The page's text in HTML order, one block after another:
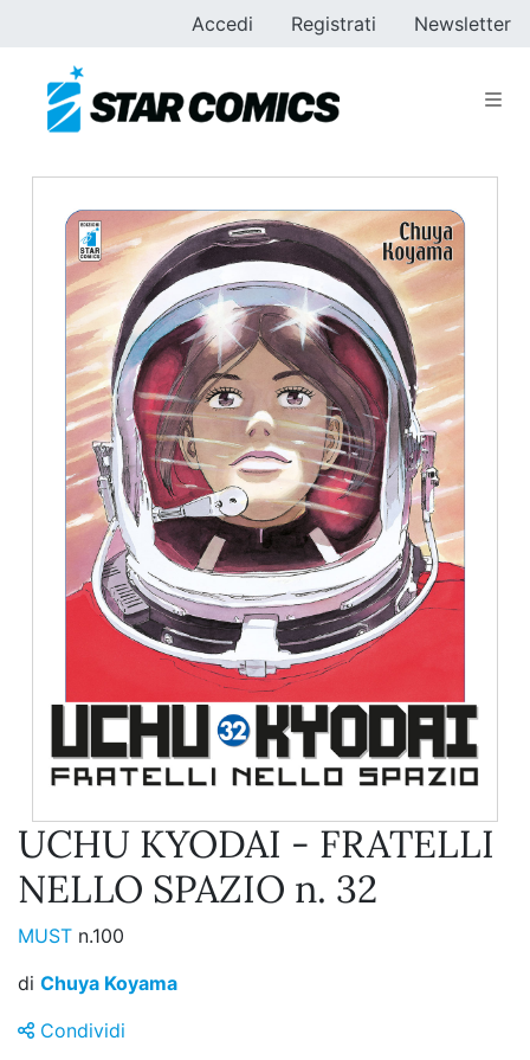
Accedi Registrati Newsletter
UCHU KYODAI - FRATELLI
NELLO SPAZIO n. 32
MUST n.100
di Chuya Koyama
Condividi